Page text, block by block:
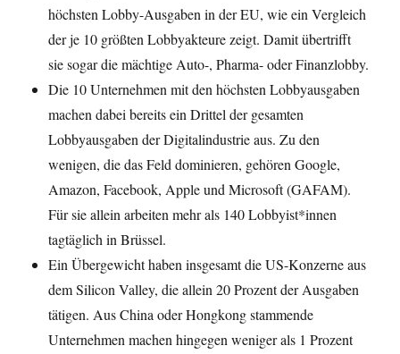
höchsten Lobby-Ausgaben in der EU, wie ein Vergleich
der je 10 größten Lobbyakteure zeigt. Damit übertrifft
sie sogar die mächtige Auto-, Pharma- oder Finanzlobby.
Die 10 Unternehmen mit den höchsten Lobbyausgaben
machen dabei bereits ein Drittel der gesamten
Lobbyausgaben der Digitalindustrie aus. Zu den
wenigen, die das Feld dominieren, gehören Google,
Amazon, Facebook, Apple und Microsoft (GAFAM).
Für sie allein arbeiten mehr als 140 Lobbyist*innen
tagtäglich in Brüssel.
Ein Übergewicht haben insgesamt die US-Konzerne aus
dem Silicon Valley, die allein 20 Prozent der Ausgaben
tätigen. Aus China oder Hongkong stammende
Unternehmen machen hingegen weniger als 1 Prozent